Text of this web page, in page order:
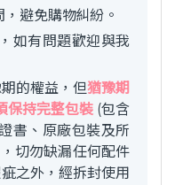
避免購物糾紛。
如有問題歡迎與我
的權益，但猶豫期
保持完整包裝(包含
書、原廠包裝及所
切勿缺漏任何配件
之外，經拆封使用